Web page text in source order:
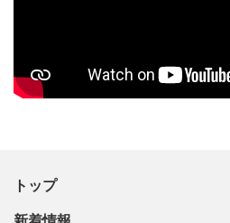
トップ